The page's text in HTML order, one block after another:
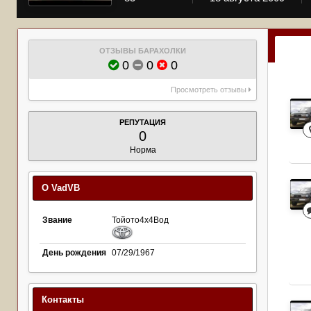
ОТЗЫВЫ БАРАХОЛКИ
0 0 0
Просмотреть отзывы
РЕПУТАЦИЯ
0
Норма
О VadVB
Звание Тойото4х4Вод
День рождения 07/29/1967
Контакты